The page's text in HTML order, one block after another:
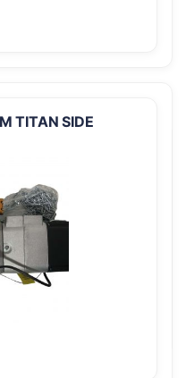
TITAN SIDE